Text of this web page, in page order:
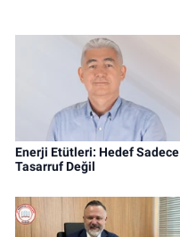
Enerji Etütleri: Hedef Sadece
Tasarruf Değil